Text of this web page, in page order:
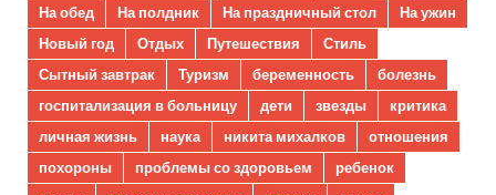
На обед
На полдник На праздничный стол
На ужин
Новый год
Отдых Путешествия
Стиль
Сытный завтрак
Туризм беременность
болезнь
госпитализация в больницу
дети звезды
критика
личная жизнь
наука никита михалков
отношения
похороны
проблемы со здоровьем
ребенок